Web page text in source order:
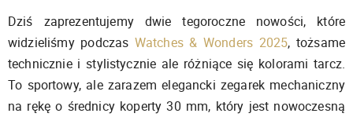
Dziś zaprezentujemy dwie tegoroczne nowości, które
widzieliśmy podczas Watches & Wonders 2025, tożsame
technicznie i stylistycznie ale różniące się kolorami tarcz.
To sportowy, ale zarazem elegancki zegarek mechaniczny
na rękę o średnicy koperty 30 mm, który jest nowoczesną